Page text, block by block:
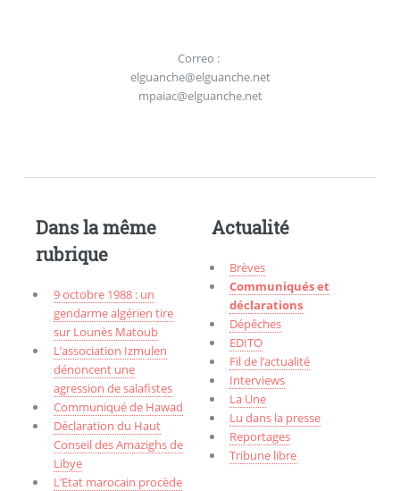
Correo :
elguanche@elguanche.net
mpaiac@elguanche.net
Dans la même
rubrique
9 octobre 1988 : un
gendarme algérien tire
sur Lounès Matoub
L’association Izmulen
dénoncent une
agression de salafistes
Communiqué de Hawad
Déclaration du Haut
Conseil des Amazighs de
Libye
L’Etat marocain procède
Actualité
Brèves
Communiqués et
déclarations
Dépêches
EDITO
Fil de l’actualité
Interviews
La Une
Lu dans la presse
Reportages
Tribune libre